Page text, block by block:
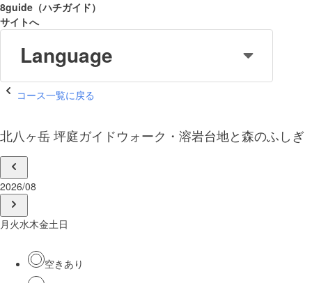
8guide（ハチガイド）
サイトへ
Language
コース一覧に戻る
北八ヶ岳 坪庭ガイドウォーク・溶岩台地と森のふしぎ
2026/08
月 火水木金土日
空きあり